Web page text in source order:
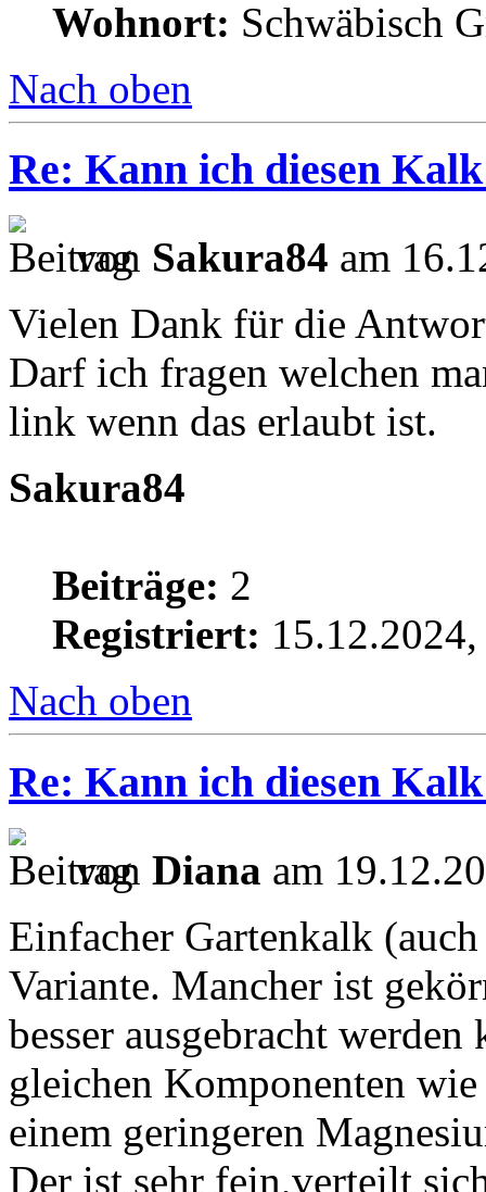
Wohnort: Schwäbisch
Nach oben
Re: Kann ich diesen
von Sakura84 am
Vielen Dank für die
Darf ich fragen welchen
link wenn das erlaubt ist.
Sakura84
Beiträge: 2
Registriert:
Nach oben
Re: Kann ich diesen
von Diana am
Einfacher Gartenkalk
Variante. Mancher ist
besser ausgebracht
gleichen Komponenten
einem geringeren
Der ist sehr fein,verteilt